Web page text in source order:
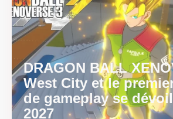
DRAGON BALL
West City et le
de gameplay se
2027